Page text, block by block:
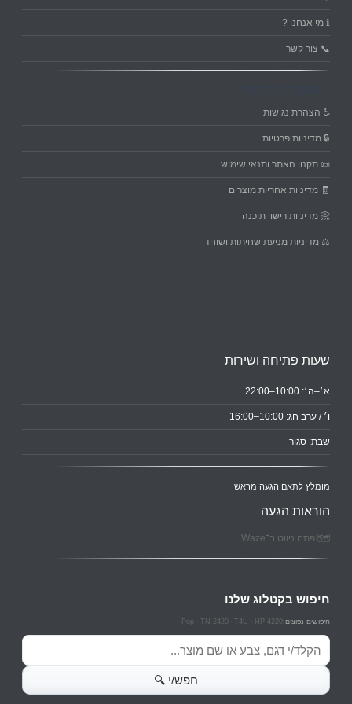
ℹ️ מי אנחנו ?
📞 צור קשר
♿ הצהרת נגישות
🔒 מדיניות פרטיות
📜 תקנון האתר ותנאי שימוש
🧾 מדיניות אחריות מוצרים
📀 מדיניות רישוי תוכנה
⚖️ מדיניות מניעת שחיתות ושוחד
שעות פתיחה ושירות
א׳–ה׳: 10:00–22:00
ו׳ / ערב חג: 10:00–16:00
שבת: סגור
מומלץ לתאם הגעה מראש
הוראות הגעה
🗺️ פתח ניווט ב־Waze
חיפוש בקטלוג שלנו
חיפושים נפוצים:HP 4220
T4U
TN-2420
Pop
חיפוש מוצרים
חפש/י 🔍